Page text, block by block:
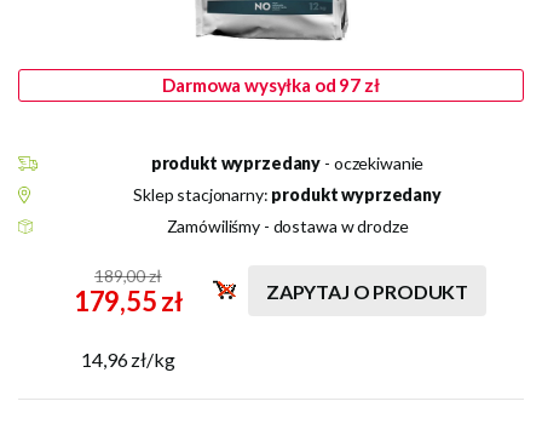
Darmowa wysyłka od 97 zł
produkt wyprzedany - oczekiwanie
Sklep stacjonarny: produkt wyprzedany
Zamówiliśmy - dostawa w drodze
189,00 zł
179,55 zł
14,96 zł/kg
ZAPYTAJ O PRODUKT